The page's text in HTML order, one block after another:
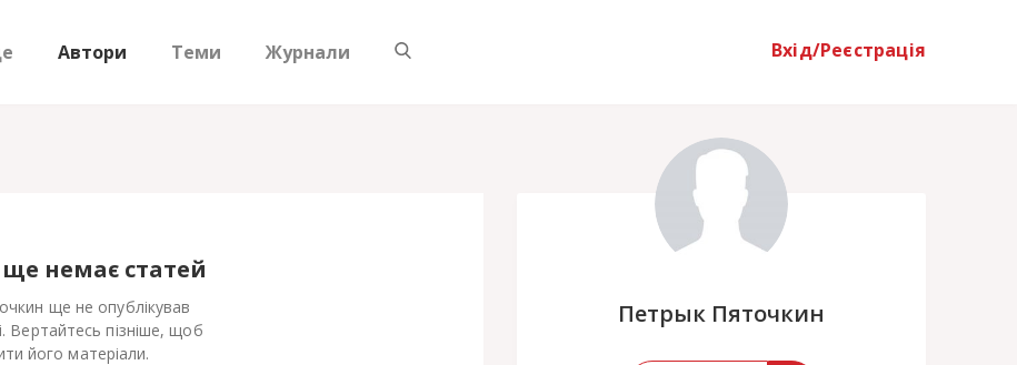
Автори Теми Журнали Вхід/Реєстрація
Петрык Пяточкин
немає статей
ще не опублікував
Вертайтесь пізніше, щоб
його матеріали.